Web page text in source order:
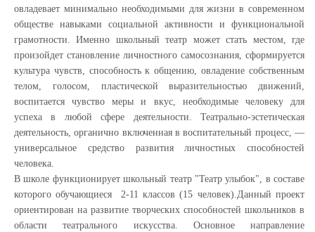
овладевает минимально необходимыми для жизни в современном
обществе навыками социальной активности и функциональной
грамотности. Именно школьный театр может стать местом, где
произойдет становление личностного самосознания, сформируется
культура чувств, способность к общению, овладение собственным
телом, голосом, пластической выразительностью движений,
воспитается чувство меры и вкус, необходимые человеку для
успеха в любой сфере деятельности. Театрально-эстетическая
деятельность, органично включенная в воспитательный процесс, —
универсальное средство развития личностных способностей
человека.
В школе функционирует школьный театр "Театр улыбок", в составе
которого обучающиеся 2-11 классов (15 человек).Данный проект
ориентирован на развитие творческих способностей школьников в
области театрального искусства. Основное направление